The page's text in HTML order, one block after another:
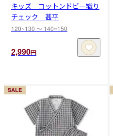
キッズ コットンドビー織り
チェック 甚平
120~130 〜 140~150
2,990円
SALE